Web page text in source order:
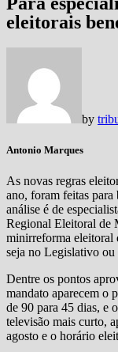
eleitorais
by
Antonio Marques
As novas regras
ano, foram feitas
análise é de
Regional Eleitoral de
minirreforma eleitoral
seja no Legislativo
Dentre os pontos
mandato aparecem o
de 90 para 45 dias, e o
televisão mais curto,
agosto e o horário